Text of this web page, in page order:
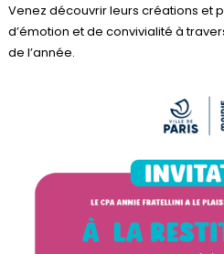
Venez découvrir leurs créations et
d’émotion et de convivialité à
de l’année.